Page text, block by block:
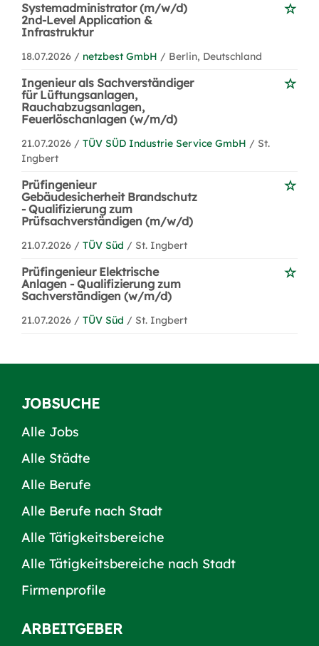
Systemadministrator (m/w/d)
2nd-Level Application &
Infrastruktur
18.07.2026 / netzbest GmbH / Berlin, Deutschland
Ingenieur als Sachverständiger
für Lüftungsanlagen,
Rauchabzugsanlagen,
Feuerlöschanlagen (w/m/d)
21.07.2026 / TÜV SÜD Industrie Service GmbH / St.
Ingbert
Prüfingenieur
Gebäudesicherheit Brandschutz
- Qualifizierung zum
Prüfsachverständigen (m/w/d)
21.07.2026 / TÜV Süd / St. Ingbert
Prüfingenieur Elektrische
Anlagen - Qualifizierung zum
Sachverständigen (w/m/d)
21.07.2026 / TÜV Süd / St. Ingbert
JOBSUCHE
Alle Jobs
Alle Städte
Alle Berufe
Alle Berufe nach Stadt
Alle Tätigkeitsbereiche
Alle Tätigkeitsbereiche nach Stadt
Firmenprofile
ARBEITGEBER